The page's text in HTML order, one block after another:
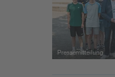
Pressemitteilung